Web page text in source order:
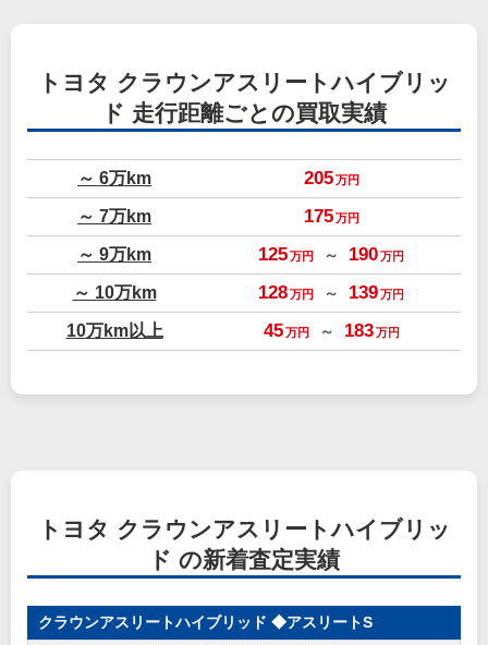
トヨタ クラウンアスリートハイブリッ
ド 走行距離ごとの買取実績
～ 6万km 205 万円
～ 7万km 175 万円
～ 9万km 125万円 ～ 190万円
～ 10万km 128万円 ～ 139万円
10万km以上 45 万円 ～ 183 万円
トヨタ クラウンアスリートハイブリッ
ド の新着査定実績
クラウンアスリートハイブリッド ◆アスリートS